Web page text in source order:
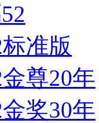
准版
尊20年
奖30年